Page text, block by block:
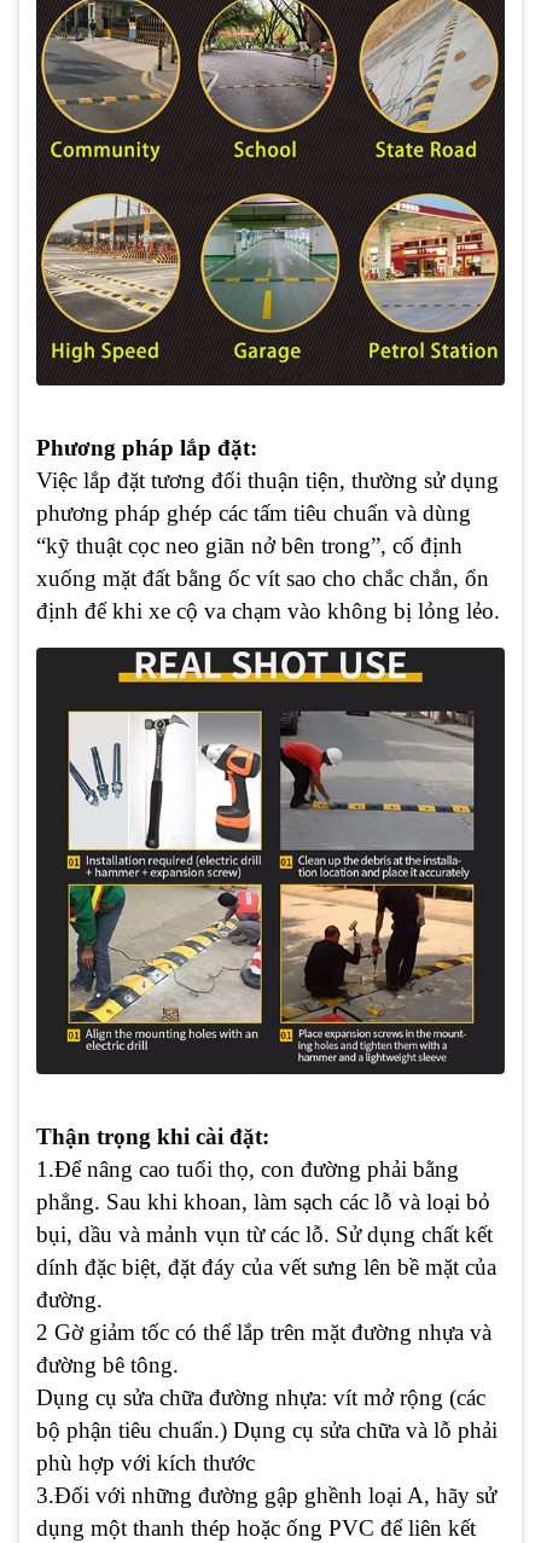
Phương pháp lắp đặt:
Việc lắp đặt tương đối thuận tiện, thường sử dụng
phương pháp ghép các tấm tiêu chuẩn và dùng
“kỹ thuật cọc neo giãn nở bên trong”, cố định
xuống mặt đất bằng ốc vít sao cho chắc chắn, ổn
định để khi xe cộ va chạm vào không bị lỏng lẻo.
Thận trọng khi cài đặt:
1.Để nâng cao tuổi thọ, con đường phải bằng
phẳng. Sau khi khoan, làm sạch các lỗ và loại bỏ
bụi, dầu và mảnh vụn từ các lỗ. Sử dụng chất kết
dính đặc biệt, đặt đáy của vết sưng lên bề mặt của
đường.
2 Gờ giảm tốc có thể lắp trên mặt đường nhựa và
đường bê tông.
Dụng cụ sửa chữa đường nhựa: vít mở rộng (các
bộ phận tiêu chuẩn.) Dụng cụ sửa chữa và lỗ phải
phù hợp với kích thước
3.Đối với những đường gập ghềnh loại A, hãy sử
dụng một thanh thép hoặc ống PVC để liên kết